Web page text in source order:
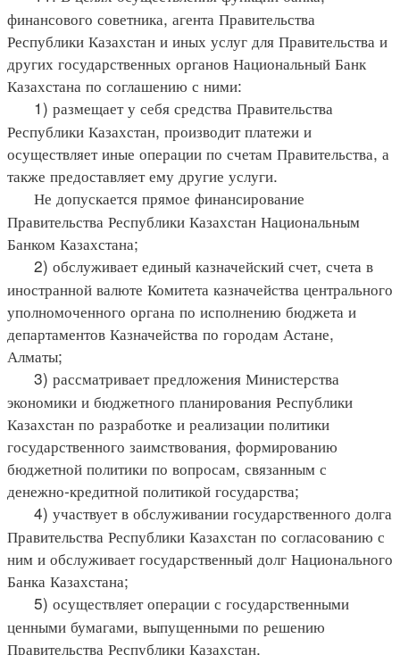
финансового советника, агента Правительства
Республики Казахстан и иных услуг для Правительства и
других государственных органов Национальный Банк
Казахстана по соглашению с ними:
1) размещает у себя средства Правительства
Республики Казахстан, производит платежи и
осуществляет иные операции по счетам Правительства, а
также предоставляет ему другие услуги.
Не допускается прямое финансирование
Правительства Республики Казахстан Национальным
Банком Казахстана;
2) обслуживает единый казначейский счет, счета в
иностранной валюте Комитета казначейства центрального
уполномоченного органа по исполнению бюджета и
департаментов Казначейства по городам Астане,
Алматы;
3) рассматривает предложения Министерства
экономики и бюджетного планирования Республики
Казахстан по разработке и реализации политики
государственного заимствования, формированию
бюджетной политики по вопросам, связанным с
денежно-кредитной политикой государства;
4) участвует в обслуживании государственного долга
Правительства Республики Казахстан по согласованию с
ним и обслуживает государственный долг Национального
Банка Казахстана;
5) осуществляет операции с государственными
ценными бумагами, выпущенными по решению
Правительства Республики Казахстан.